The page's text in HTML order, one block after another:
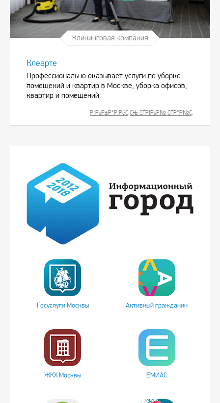
Клининговая компания
Клеарте
Профессионально оказывает услуги по уборке
помещений и квартир в Москве, уборка офисов,
квартир и помещений.
Р”РѕР±Р°РІРёС‚СЊ СЃРІРѕР№ СЃР°Р№С‚
Госуслуги Москвы Активный гражданин
ЖКХ Москвы ЕМИАС